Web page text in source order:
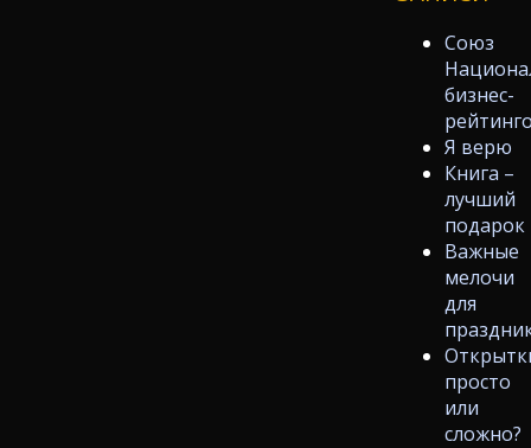
Союз
бизнес-
Я верю
Книга –
лучший
подарок
Важные
мелочи
для
просто
или
сложно?